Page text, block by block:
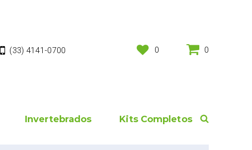
(33) 4141-0700 0 0
Invertebrados Kits Completos